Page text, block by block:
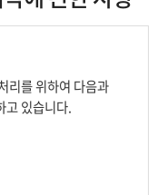
리를 위하여 다음과
고 있습니다.